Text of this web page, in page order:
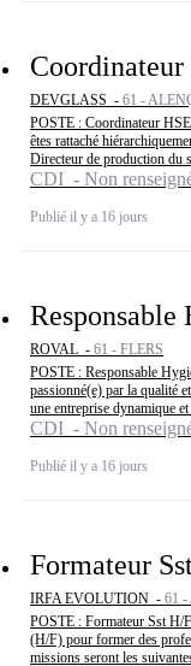
DEVGLASS - 61 -
POSTE : Coordinateur
êtes rattaché
Directeur de production du
CDI - Non
Publié il y a 16 jours
ROVAL - 61 - FLERS
POSTE : Responsable
passionné(e) par la qualité
une entreprise dynamique
CDI - Non
Publié il y a 16 jours
Formateur
IRFA EVOLUTION - 61
POSTE : Formateur Sst
(H/F) pour former des
missions seront les